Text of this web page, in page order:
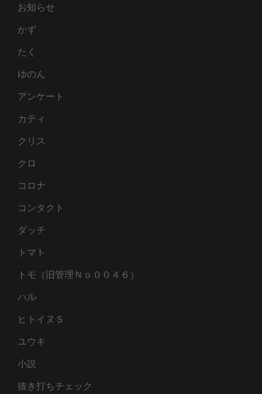
お知らせ
かず
たく
ゆのん
アンケート
カティ
クリス
クロ
コロナ
コンタクト
ダッチ
トマト
トモ（旧管理Ｎｏ００４６）
ハル
ヒトイヌＳ
ユウキ
小説
抜き打ちチェック